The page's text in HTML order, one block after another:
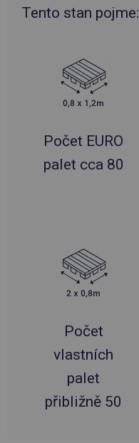
Tento stan pojme:
Počet EURO
palet cca 80
Počet
vlastních
palet
přibližně 50